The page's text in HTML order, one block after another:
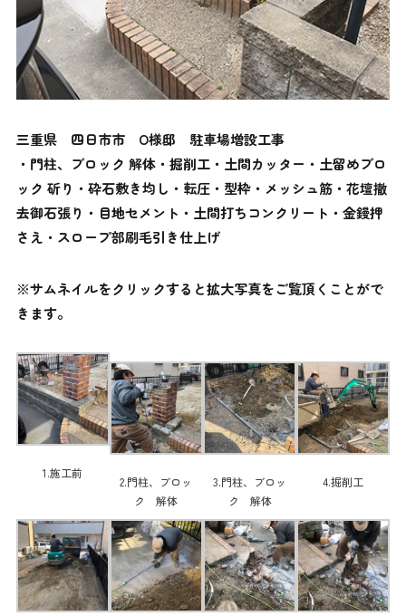
三重県 四日市市O様邸 駐車場増設工事
・門柱、ブロック 解体・掘削工・土間カッター・土留めブロ
ック 斫り・砕石敷き均し・転圧・型枠・メッシュ筋・花壇撤
去御石張り・目地セメント・土間打ちコンクリート・金鏝押
さえ・スロープ部刷毛引き仕上げ
※サムネイルをクリックすると拡大写真をご覧頂くことがで
きます。
1.施工前
2.門柱、ブロッ
ク 解体
3.門柱、ブロッ
ク 解体
4.掘削工